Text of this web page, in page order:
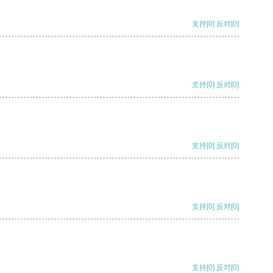
支持[0] 反对[0]
支持[0] 反对[0]
支持[0] 反对[0]
支持[0] 反对[0]
支持[0] 反对[0]